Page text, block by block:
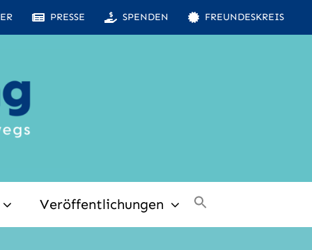
PRESSE SPENDEN FREUNDESKREIS
Veröffentlichungen